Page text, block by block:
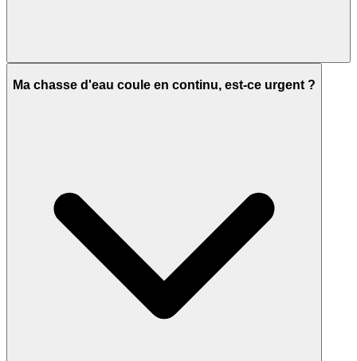
Ma chasse d'eau coule en continu, est-ce urgent ?